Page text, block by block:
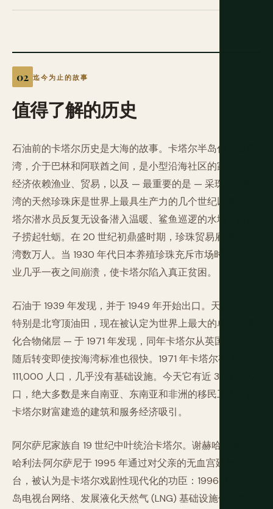
迄今为止的故事
值得了解的历史
石油前的卡塔尔历史是大海的故事。卡塔尔半岛伸入波斯
湾，介于巴林和阿联酋之间，是小型沿海社区的家园，其
经济依赖渔业、贸易，以及 — 最重要的是 — 采珠。波斯
湾的天然珍珠床是世界上最具生产力的几个世纪以来，卡
塔尔潜水员反复无设备潜入温暖、鲨鱼巡逻的水域，用篮
子捞起牡蛎。在 20 世纪初鼎盛时期，珍珠贸易雇佣了海
湾数万人。当 1930 年代日本养殖珍珠充斥市场时，该行
业几乎一夜之间崩溃，使卡塔尔陷入真正贫困。
石油于 1939 年发现，并于 1949 年开始出口。天然气 —
特别是北穹顶油田，现在被认定为世界上最大的单一碳氢
化合物储层 — 于 1971 年发现，同年卡塔尔从英国独立。
随后转变即使按海湾标准也很快。1971 年卡塔尔有大约
111,000 人口，几乎没有基础设施。今天它有近 300 万人
口，绝大多数是来自南亚、东南亚和非洲的移民工人，被
卡塔尔财富建造的建筑和服务经济吸引。
阿尔萨尼家族自 19 世纪中叶统治卡塔尔。谢赫哈马德·本·
哈利法·阿尔萨尼于 1995 年通过对父亲的无血宫廷政变上
台，被认为是卡塔尔戏剧性现代化的功臣：1996 年创立半
岛电视台网络、发展液化天然气 (LNG) 基础设施使卡塔尔